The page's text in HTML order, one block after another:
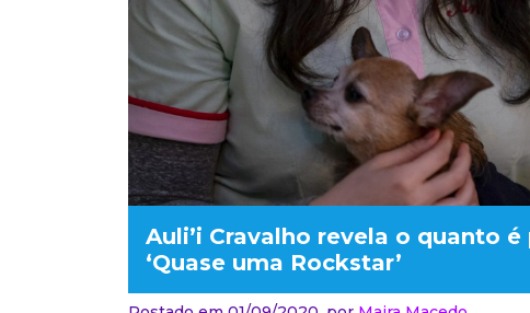
Auli’i Cravalho revela o quanto
‘Quase uma Rockstar’